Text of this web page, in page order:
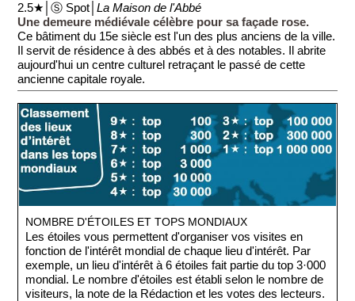
2.5★│Ⓢ Spot│La Maison de l'Abbé
Une demeure médiévale célèbre pour sa façade rose.
Ce bâtiment du 15e siècle est l'un des plus anciens de la ville.
Il servit de résidence à des abbés et à des notables. Il abrite
aujourd'hui un centre culturel retraçant le passé de cette
ancienne capitale royale.
NOMBRE D'ÉTOILES ET TOPS MONDIAUX
Les étoiles vous permettent d'organiser vos visites en
fonction de l'intérêt mondial de chaque lieu d'intérêt. Par
exemple, un lieu d'intérêt à 6 étoiles fait partie du top 3·000
mondial. Le nombre d'étoiles est établi selon le nombre de
visiteurs, la note de la Rédaction et les votes des lecteurs.